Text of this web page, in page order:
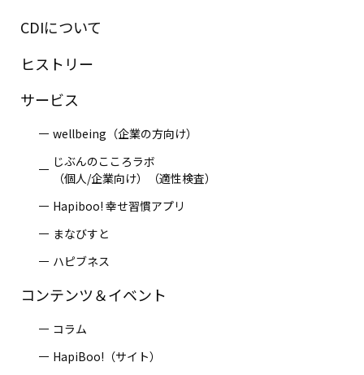
CDIについて
ヒストリー
サービス
wellbeing（企業の方向け）
じぶんのこころラボ
（個人/企業向け）（適性検査）
Hapiboo! 幸せ習慣アプリ
まなびすと
ハピブネス
コンテンツ＆イベント
コラム
HapiBoo!（サイト）